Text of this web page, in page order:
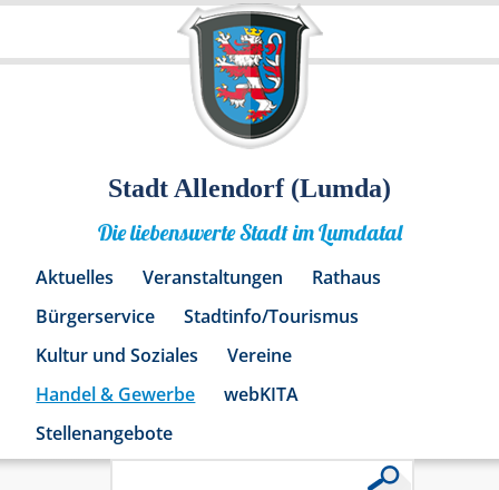
Stadt Allendorf (Lumda)
Die liebenswerte Stadt im Lumdatal
Aktuelles Veranstaltungen
Rathaus
Bürgerservice
Stadtinfo/Tourismus
Kultur und Soziales
Vereine
Handel & Gewerbe
webKITA
Stellenangebote